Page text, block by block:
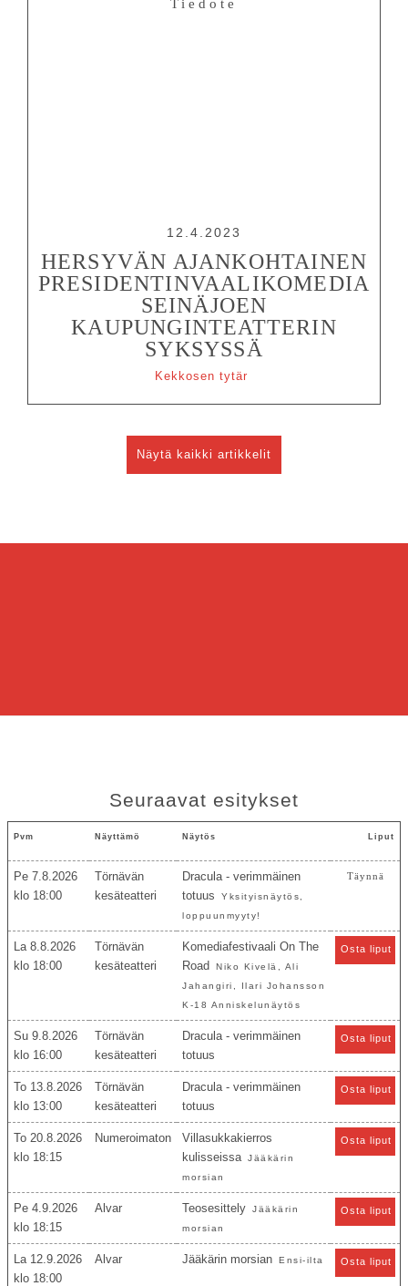
Tiedote
12.4.2023
HERSYVÄN AJANKOHTAINEN
PRESIDENTINVAALIKOMEDIA
SEINÄJOEN
KAUPUNGINTEATTERIN
SYKSYSSÄ
Kekkosen tytär
Näytä kaikki artikkelit
Seuraavat esitykset
Pvm Näyttämö Näytös Liput
Pe 7.8.2026
18:00
Törnävän
kesäteatteri
Dracula - verimmäinen
totuus
Yksityisnäytös,
loppuunmyyty!
Täynnä
La 8.8.2026
18:00
Törnävän
kesäteatteri
Komediafestivaali On The
Road
Niko Kivelä, Ali
Jahangiri, Ilari Johansson
K-18 Anniskelunäytös
Osta liput
Su 9.8.2026
16:00
Törnävän
kesäteatteri
Dracula - verimmäinen
totuus
Osta liput
To 13.8.2026
13:00
Törnävän
kesäteatteri
Dracula - verimmäinen
totuus
Osta liput
To 20.8.2026
18:15
Numeroimaton
Villasukkakierros
kulisseissa
Jääkärin
morsian
Osta liput
Pe 4.9.2026
18:15
Alvar Teosesittely
Jääkärin
morsian
Osta liput
La 12.9.2026
18:00
Alvar Jääkärin morsian Ensi-ilta Osta liput